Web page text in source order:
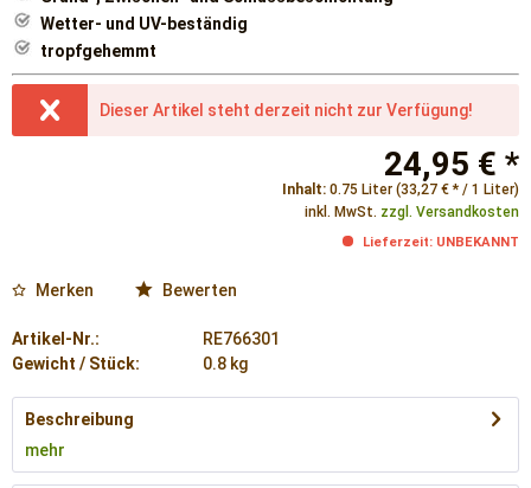
Wetter- und UV-beständig
tropfgehemmt
Dieser Artikel steht derzeit nicht zur Verfügung!
24,95 € *
Inhalt: 0.75 Liter (33,27 € * / 1 Liter)
inkl. MwSt. zzgl. Versandkosten
Lieferzeit: UNBEKANNT
Merken Bewerten
Artikel-Nr.:
RE766301
Gewicht / Stück:
0.8 kg
Beschreibung
mehr